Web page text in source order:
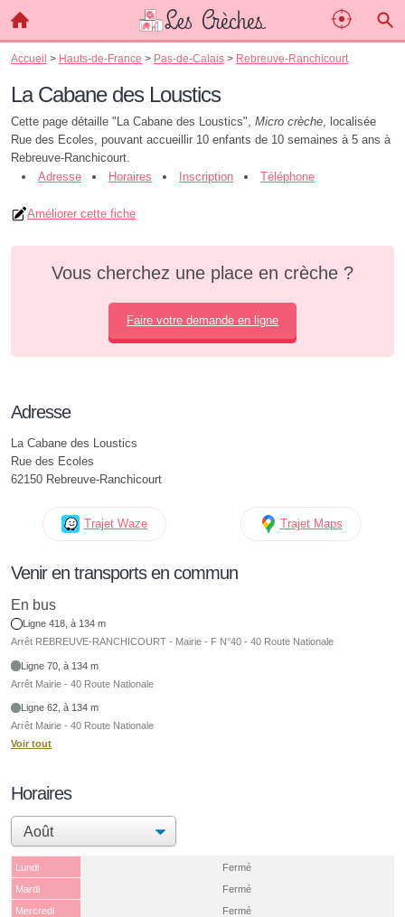
Accueil > Hauts-de-France > Pas-de-Calais > Rebreuve-Ranchicourt
La Cabane des Loustics
Cette page détaille "La Cabane des Loustics", Micro crèche, localisée
Rue des Ecoles, pouvant accueillir 10 enfants de 10 semaines à 5 ans à
Rebreuve-Ranchicourt.
Adresse
Horaires Inscription Téléphone
Améliorer cette fiche
Vous cherchez une place en crèche ?
Faire votre demande en ligne
Adresse
La Cabane des Loustics
Rue des Ecoles
62150 Rebreuve-Ranchicourt
Trajet Waze Trajet Maps
Venir en transports en commun
En bus
Ligne 418, à 134 m
Arrêt REBREUVE-RANCHICOURT - Mairie - F N°40 - 40 Route Nationale
Ligne 70, à 134 m
Arrêt Mairie - 40 Route Nationale
Ligne 62, à 134 m
Arrêt Mairie - 40 Route Nationale
Voir tout
Horaires
Lundi
Fermé
Mardi
Fermé
Mercredi
Fermé